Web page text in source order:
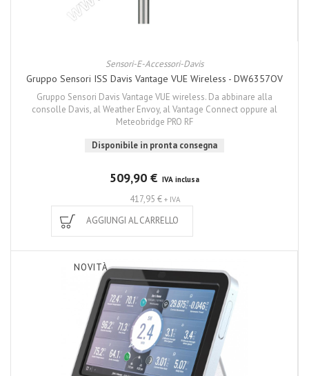
Sensori-E-Accessori-Davis
Gruppo Sensori ISS Davis Vantage VUE Wireless - DW6357OV
Gruppo Sensori Davis Vantage VUE wireless. Da abbinare alla
consolle Davis, al Weather Envoy, al Vantage Connect oppure al
Meteobridge PRO RF
Disponibile in pronta consegna
509,90 € IVA inclusa
417,95 € + IVA
AGGIUNGI AL CARRELLO
NOVITÀ